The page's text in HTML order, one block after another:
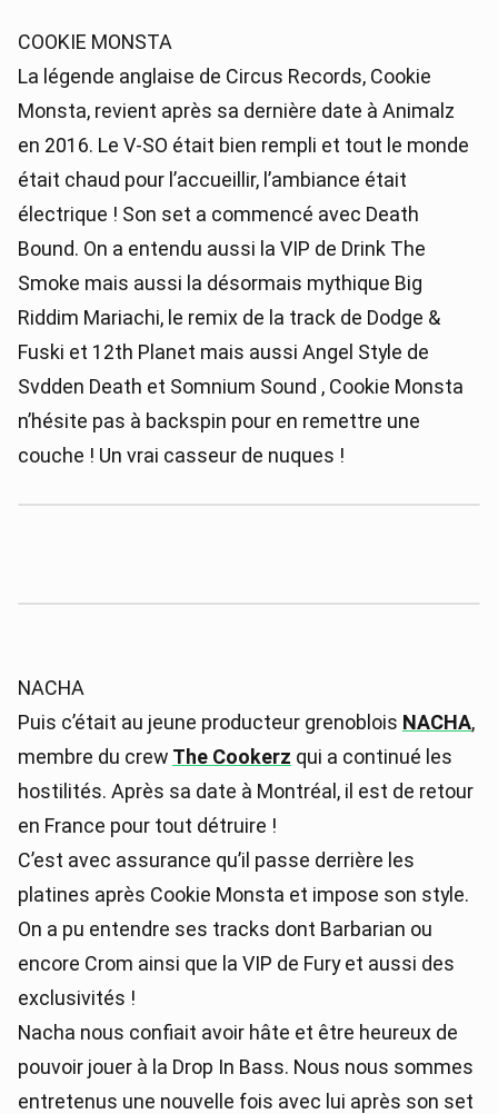
COOKIE MONSTA
La légende anglaise de Circus Records, Cookie
Monsta, revient après sa dernière date à Animalz
en 2016. Le V-SO était bien rempli et tout le monde
était chaud pour l’accueillir, l’ambiance était
électrique ! Son set a commencé avec Death
Bound. On a entendu aussi la VIP de Drink The
Smoke mais aussi la désormais mythique Big
Riddim Mariachi, le remix de la track de Dodge &
Fuski et 12th Planet mais aussi Angel Style de
Svdden Death et Somnium Sound , Cookie Monsta
n’hésite pas à backspin pour en remettre une
couche ! Un vrai casseur de nuques !
NACHA
Puis c’était au jeune producteur grenoblois NACHA,
membre du crew The Cookerz qui a continué les
hostilités. Après sa date à Montréal, il est de retour
en France pour tout détruire !
C’est avec assurance qu’il passe derrière les
platines après Cookie Monsta et impose son style.
On a pu entendre ses tracks dont Barbarian ou
encore Crom ainsi que la VIP de Fury et aussi des
exclusivités !
Nacha nous confiait avoir hâte et être heureux de
pouvoir jouer à la Drop In Bass. Nous nous sommes
entretenus une nouvelle fois avec lui après son set